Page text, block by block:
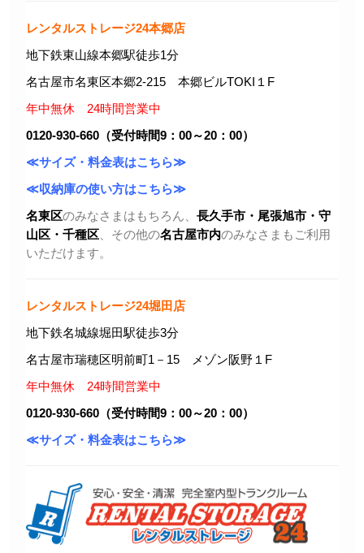
レンタルストレージ24本郷店
地下鉄東山線本郷駅徒歩1分
名古屋市名東区本郷2-215 本郷ビルTOKI１F
年中無休 24時間営業中
0120-930-660（受付時間9：00～20：00）
≪サイズ・料金表はこちら≫
≪収納庫の使い方はこちら≫
名東区のみなさまはもちろん、 長久手市・尾張旭市 ・守
山区・千種区 、その他の名古屋市内のみなさまもご利用
いただけます。
レンタルストレージ24堀田店
地下鉄名城線堀田駅徒歩3分
名古屋市瑞穂区明前町1－15 メゾン阪野１F
年中無休 24時間営業中
0120-930-660（受付時間9：00～20：00）
≪サイズ・料金表はこちら≫